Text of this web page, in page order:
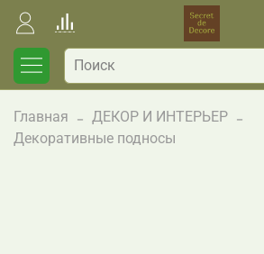
Главная
ДЕКОР И ИНТЕРЬЕР
Декоративные подносы